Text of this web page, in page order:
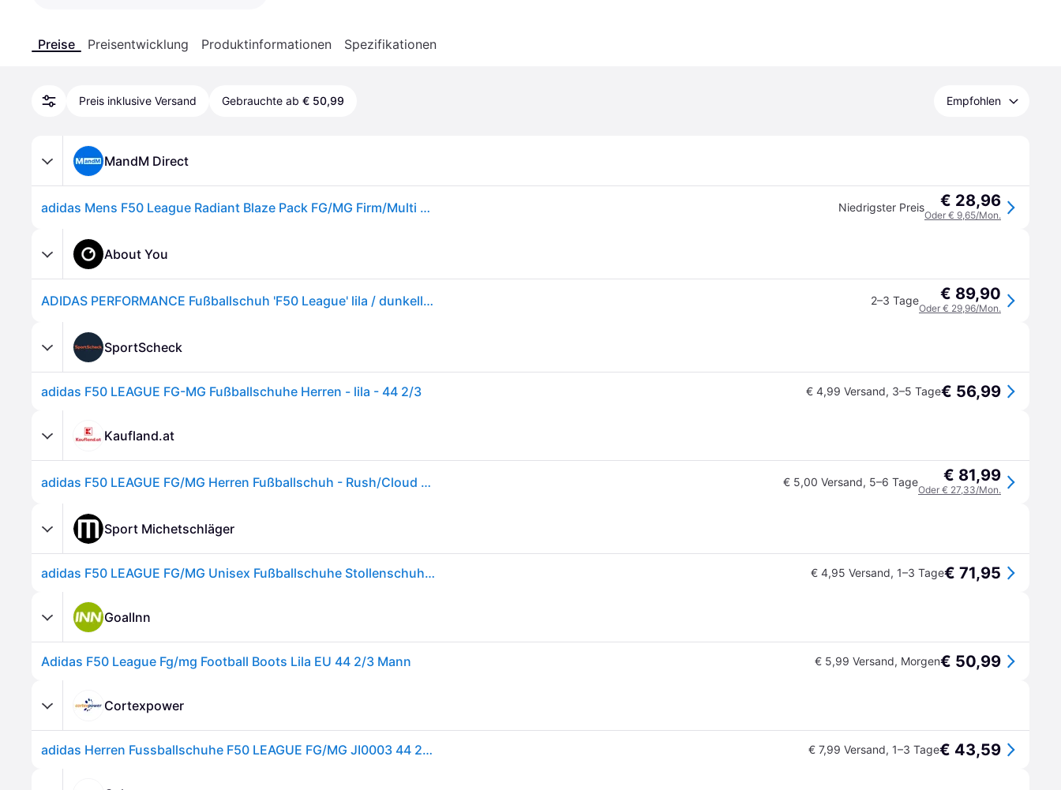
Preise Preisentwicklung Produktinformationen Spezifikationen
Preis inklusive Versand Gebrauchte ab € 50,99 Empfohlen
MandM Direct
adidas Mens F50 League Radiant Blaze Pack FG/MG Firm/Multi Ground Football Boots Purple Rush/Cloud White/Lucid Lemon Niedrigster Preis € 28,96
Oder € 9,65/Mon.
About You
ADIDAS PERFORMANCE Fußballschuh 'F50 League' lila / dunkellila / silber / offwhite 2–3 Tage € 89,90
Oder € 29,96/Mon.
SportScheck
adidas F50 LEAGUE FG-MG Fußballschuhe Herren - lila - 44 2/3 € 4,99 Versand, 3–5 Tage€ 56,99
Kaufland.at
adidas F50 LEAGUE FG/MG Herren Fußballschuh - Rush/Cloud White/Lucid Lemon Rush/Cloud White/Lucid Lemon 44.5 € 5,00 Versand, 5–6 Tage € 81,99
Oder € 27,33/Mon.
Sport Michetschläger
adidas F50 LEAGUE FG/MG Unisex Fußballschuhe Stollenschuhe purrus/ftwwht/luclem 42 2/3 € 4,95 Versand, 1–3 Tage€ 71,95
GoalInn
Adidas F50 League Fg/mg Football Boots Lila EU 44 2/3 Mann € 5,99 Versand, Morgen€ 50,99
Cortexpower
adidas Herren Fussballschuhe F50 LEAGUE FG/MG JI0003 44 2/3 - Purple Rush/Ftwr White/Lemon - 44 2/3 € 7,99 Versand, 1–3 Tage€ 43,59